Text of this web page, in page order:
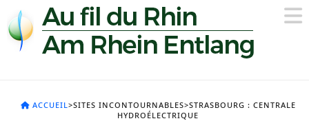
ACCUEIL>SITES INCONTOURNABLES>STRASBOURG : CENTRALE
HYDROÉLECTRIQUE